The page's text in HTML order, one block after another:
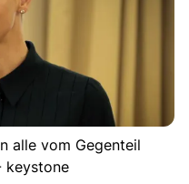
alle vom Gegenteil
keystone